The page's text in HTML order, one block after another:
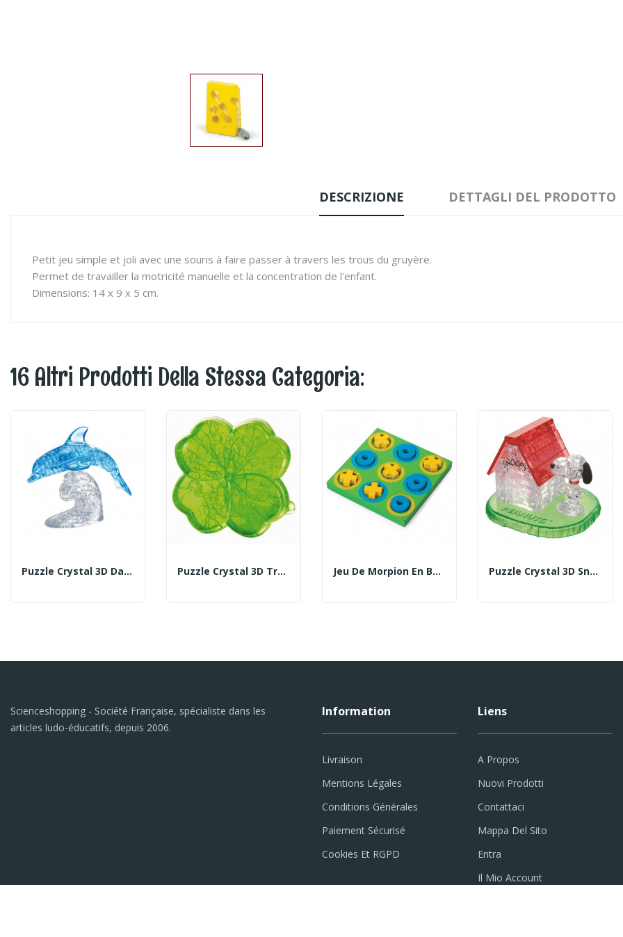
DESCRIZIONE DETTAGLI DEL PRODOTTO
Petit jeu simple et joli avec une souris à faire passer à travers les trous du gruyère.
Permet de travailler la motricité manuelle et la concentration de l'enfant.
Dimensions: 14 x 9 x 5 cm.
16 Altri Prodotti Della Stessa Categoria:
Puzzle Crystal 3D Dauphin Puzzle Crystal 3D Trèfle Jeu De Morpion En Bois Puzzle Crystal 3D Snoopy
Scienceshopping - Société Française, spécialiste dans les
articles ludo-éducatifs, depuis 2006.
Information
Livraison
Mentions Légales
Conditions Générales
Paiement Sécurisé
Cookies Et RGPD
Liens
A Propos
Nuovi Prodotti
Contattaci
Mappa Del Sito
Entra
Il Mio Account